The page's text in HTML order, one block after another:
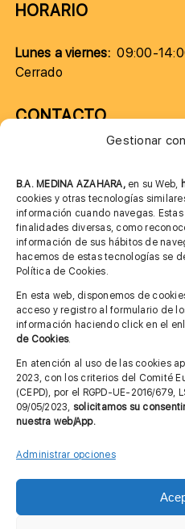
Gestionar
B.A. MEDINA AZAHARA, en su Web,
cookies y otras tecnologías
información cuando navegas.
finalidades diversas, como
información de sus hábitos de
hacemos de estas tecnologías se
Política de Cookies.
En esta web, disponemos de
acceso y registro al formulario de
información haciendo click en el
de Cookies.
En atención al uso de las cookies
2023, con los criterios del Comité
(CEPD), por el RGPD-UE-2016/679,
09/05/2023, solicitamos su
nuestra web/App.
Administrar opciones
HORARIO
Lunes a viernes:09:00-
Cerrado
CONTACTO
685 901 226
MÁS INFORMACIÓN
Aviso legal
Política de privacidad
Cita previa FAGA
© Copyright 2012 - 2026 |